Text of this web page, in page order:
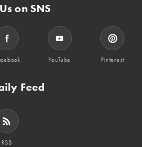
on SNS
YouTube Pinterest
Feed
RSS